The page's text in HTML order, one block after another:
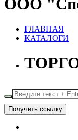
ООО
ГЛАВНАЯ
КАТАЛОГИ
Получить ссылку